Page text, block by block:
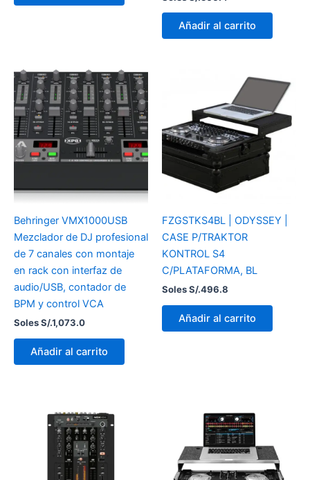
Añadir al carrito
Behringer VMX1000USB
Mezclador de DJ profesional
de 7 canales con montaje
en rack con interfaz de
audio/USB, contador de
BPM y control VCA
Soles S/.1,073.0
Añadir al carrito
FZGSTKS4BL | ODYSSEY |
CASE P/TRAKTOR
KONTROL S4
C/PLATAFORMA, BL
Soles S/.496.8
Añadir al carrito